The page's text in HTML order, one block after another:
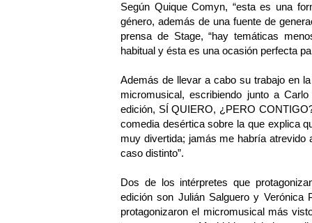
Según Quique Comyn, “esta es una
género, además de una fuente de
prensa de Stage, “hay temáticas
habitual y ésta es una ocasión perfecta
Además de llevar a cabo su trabajo en
micromusical, escribiendo junto a
edición, SÍ QUIERO, ¿PERO
comedia desértica sobre la que explica
muy divertida; jamás me habría
caso distinto”.
Dos de los intérpretes que
edición son Julián Salguero y
protagonizaron el micromusical más